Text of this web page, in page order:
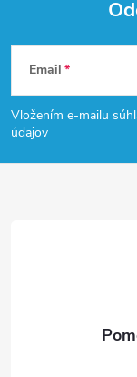
Z
á
p
Email
Vložením e-mailu
údajov